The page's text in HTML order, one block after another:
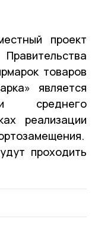
проект
товаров
является
среднего
реализации
проходить